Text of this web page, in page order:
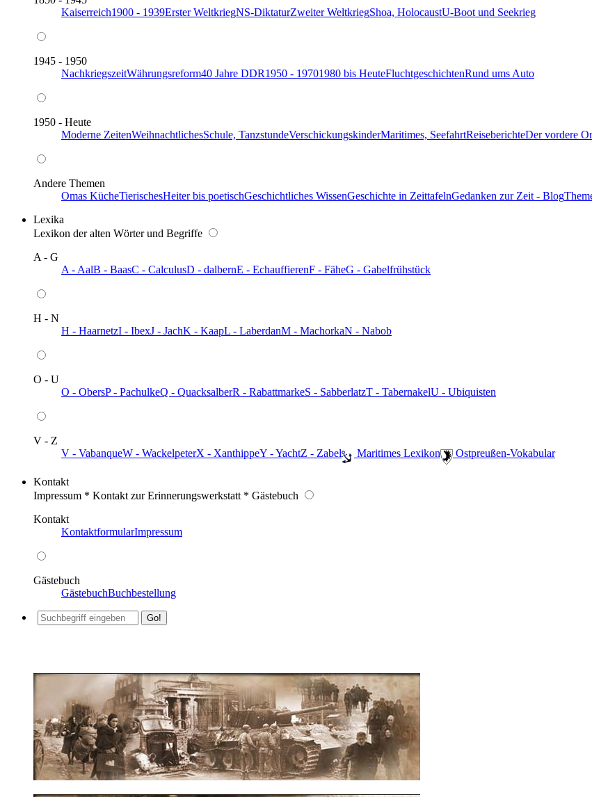
Kaiserreich1900 - 1939Erster WeltkriegNS-DiktaturZweiter WeltkriegShoa, HolocaustU-Boot und Seekrieg
1945 - 1950
NachkriegszeitWährungsreform40 Jahre DDR1950 - 19701980 bis HeuteFluchtgeschichtenRund ums Auto
1950 - Heute
Moderne ZeitenWeihnachtlichesSchule, TanzstundeVerschickungskinderMaritimes, SeefahrtReiseberichteDer vordere
Andere Themen
Omas KücheTierischesHeiter bis poetischGeschichtliches WissenGeschichte in ZeittafelnGedanken zur Zeit - Blog
Lexika
Lexikon der alten Wörter und Begriffe
A - G
A - AalB - BaasC - CalculusD - dalbernE - EchauffierenF - FäheG - Gabelfrühstück
H - N
H - HaarnetzI - IbexJ - JachK - KaapL - LaberdanM - MachorkaN - Nabob
O - U
O - ObersP - PachulkeQ - QuacksalberR - RabattmarkeS - SabberlatzT - TabernakelU - Ubiquisten
V - Z
V - VabanqueW - WackelpeterX - XanthippeY - YachtZ - Zabel ️ Maritimes Lexikon ️ Ostpreußen-Vokabular
Kontakt
Impressum * Kontakt zur Erinnerungswerkstatt * Gästebuch
Kontakt
KontaktformularImpressum
Gästebuch
GästebuchBuchbestellung